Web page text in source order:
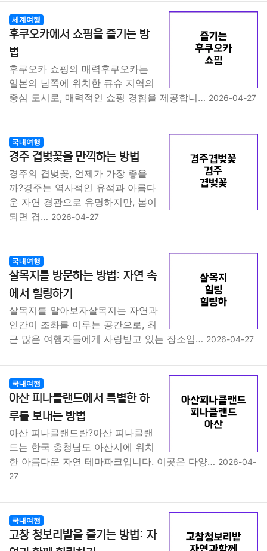
세계여행
후쿠오카에서 쇼핑을 즐기는 방
법
후쿠오카 쇼핑의 매력후쿠오카는
일본의 남쪽에 위치한 큐슈 지역의
중심 도시로, 매력적인 쇼핑 경험을 제공합니… 2026-04-27
국내여행
경주 겹벚꽃을 만끽하는 방법
경주의 겹벚꽃, 언제가 가장 좋을
까?경주는 역사적인 유적과 아름다
운 자연 경관으로 유명하지만, 봄이
되면 겹… 2026-04-27
국내여행
살목지를 방문하는 방법: 자연 속
에서 힐링하기
살목지를 알아보자살목지는 자연과
인간이 조화를 이루는 공간으로, 최
근 많은 여행자들에게 사랑받고 있는 장소입… 2026-04-27
국내여행
아산 피나클랜드에서 특별한 하
루를 보내는 방법
아산 피나클랜드란?아산 피나클랜
드는 한국 충청남도 아산시에 위치
한 아름다운 자연 테마파크입니다. 이곳은 다양… 2026-04-
27
국내여행
고창 청보리밭을 즐기는 방법: 자